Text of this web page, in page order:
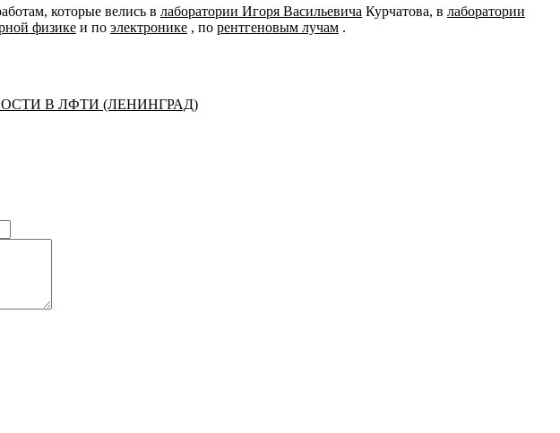
которые велись в лаборатории Игоря Васильевича Курчатова, в лаборатории
физике и по электронике , по рентгеновым лучам .
В ЛФТИ (ЛЕНИНГРАД)